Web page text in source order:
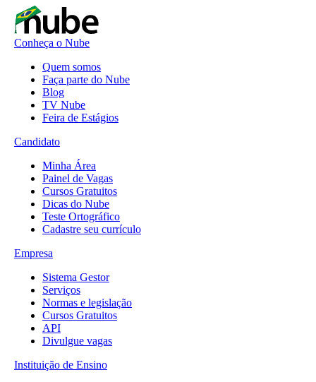
Conheça o Nube
Quem somos
Faça parte do Nube
Blog
TV Nube
Feira de Estágios
Candidato
Minha Área
Painel de Vagas
Cursos Gratuitos
Dicas do Nube
Teste Ortográfico
Cadastre seu currículo
Empresa
Sistema Gestor
Serviços
Normas e legislação
Cursos Gratuitos
API
Divulgue vagas
Instituição de Ensino